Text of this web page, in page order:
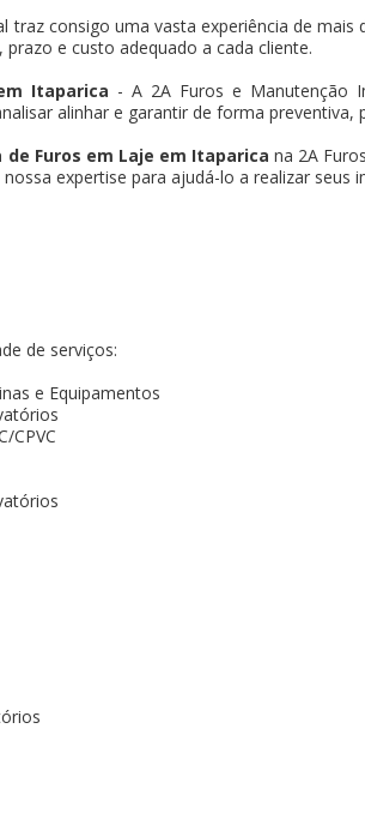
traz consigo uma vasta experiência de
e custo adequado a cada cliente.
Itaparica - A 2A Furos e Manutenção
alinhar e garantir de forma
de Furos em Laje em Itaparica na 2A
expertise para ajudá-lo a realizar seus
de serviços:
e Equipamentos
CPVC